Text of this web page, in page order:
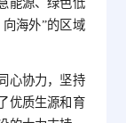
海外”的区域
心协力，坚持
优质生源和育